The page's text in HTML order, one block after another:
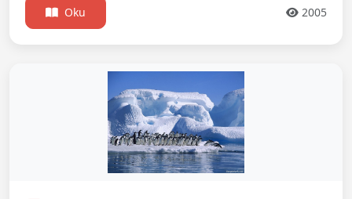
Oku 2005